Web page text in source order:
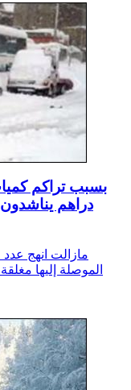
بسبب تراكم
دراهم
مازالت انهج
الموصلة إليها